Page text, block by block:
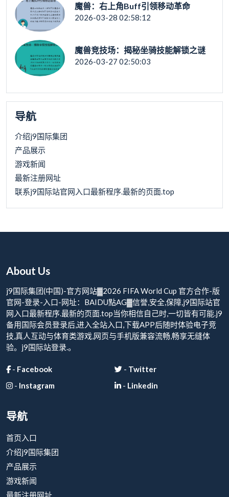
魔兽：右上角Buff引领移动革命
2026-03-28 02:58:12
魔兽竞技场：揭秘坐骑技能解锁之谜
2026-03-27 02:50:03
导航
介绍j9国际集团
产品展示
游戏新闻
最新注册网址
联系j9国际站官网入口最新程序.最新的页面.top
About Us
j9国际集团(中国)-官方网站▓2026 FIFA World Cup 官方合作-版
官网-登录-入口-网址：BAIDU點AG▓信誉,安全,保障,j9国际站官
网入口最新程序.最新的页面.top当你相信自己时,一切皆有可能.j9
备用国际会员登录后,进入全站入口,下载APP后随时体验电子竞
技,真人互动与体育类游戏,网页与手机版兼容流畅,畅享无缝体
验。j9国际站登录.。
- Facebook - Twitter
- Instagram - Linkedin
导航
首页入口
介绍j9国际集团
产品展示
游戏新闻
最新注册网址